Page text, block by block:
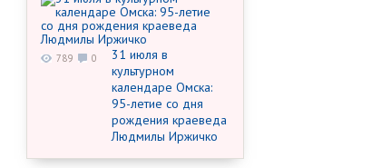
31 июля в
культурном
календаре Омска:
95-летие со дня
рождения краеведа
Людмилы Иржичко
789 0